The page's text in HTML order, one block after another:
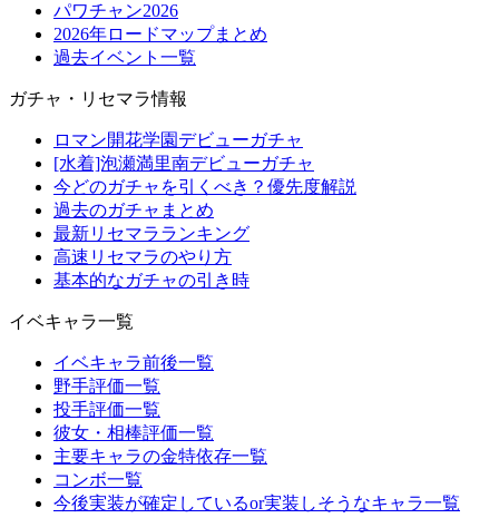
パワチャン2026
2026年ロードマップまとめ
過去イベント一覧
ガチャ・リセマラ情報
ロマン開花学園デビューガチャ
[水着]泡瀬満里南デビューガチャ
今どのガチャを引くべき？優先度解説
過去のガチャまとめ
最新リセマラランキング
高速リセマラのやり方
基本的なガチャの引き時
イベキャラ一覧
イベキャラ前後一覧
野手評価一覧
投手評価一覧
彼女・相棒評価一覧
主要キャラの金特依存一覧
コンボ一覧
今後実装が確定しているor実装しそうなキャラ一覧